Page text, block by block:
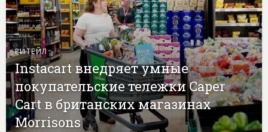
РИТЕЙЛ
Instacart внедряет умные
покупательские тележки Caper
Cart в британских магазинах
Morrisons